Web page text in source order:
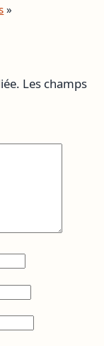
»
Les champs